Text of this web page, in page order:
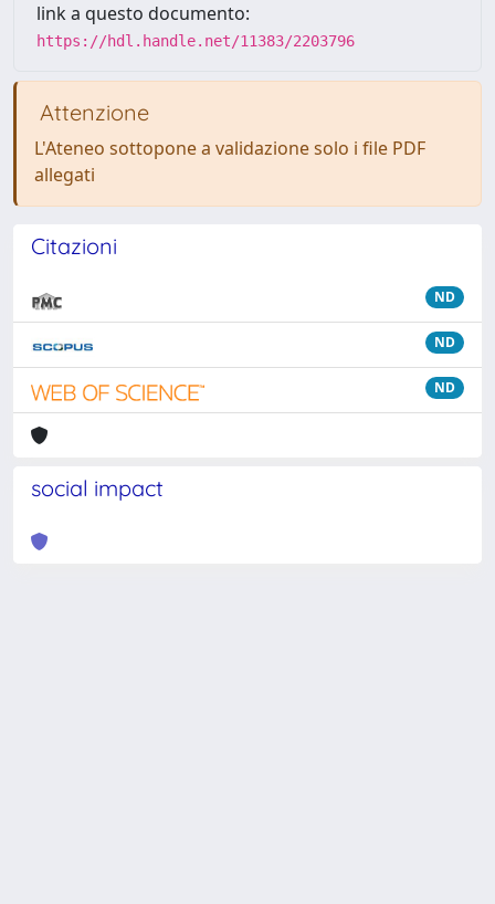
link a questo documento:
https://hdl.handle.net/11383/2203796
Attenzione
L'Ateneo sottopone a validazione solo i file PDF
allegati
Citazioni
ND
ND
ND
social impact